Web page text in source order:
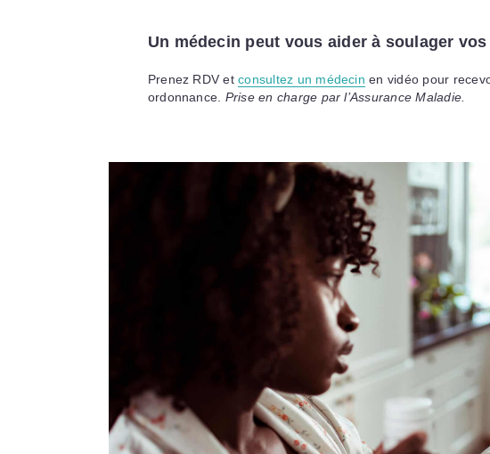
Un médecin peut vous aider à soulager
Prenez RDV etconsultez un médecin en vidéo pour
ordonnance. Prise en charge par l’Assurance Maladie